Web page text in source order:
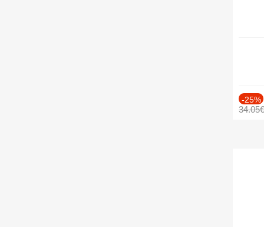
-25%
34.05€